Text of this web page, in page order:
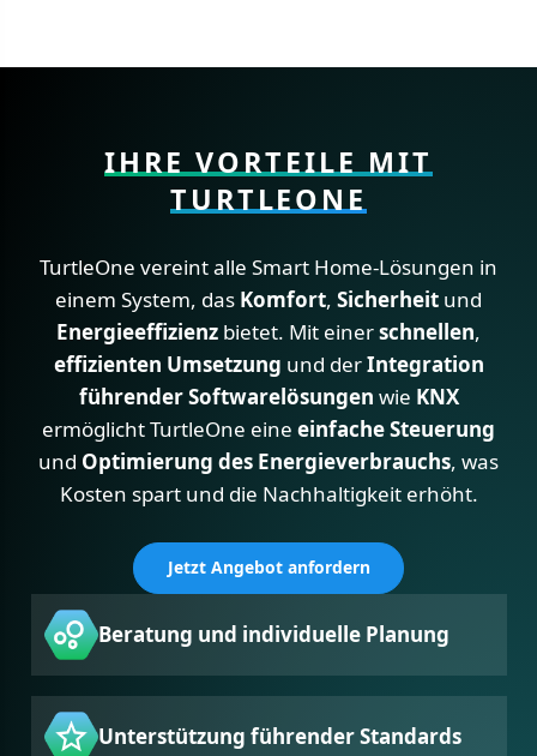
IHRE VORTEILE MIT
TURTLEONE
TurtleOne vereint alle Smart Home-Lösungen in
einem System, das Komfort, Sicherheit und
Energieeffizienz bietet. Mit einerschnellen,
effizienten Umsetzung und derIntegration
führender Softwarelösungen wie KNX
ermöglicht TurtleOne eine einfache Steuerung
und Optimierung des Energieverbrauchs, was
Kosten spart und die Nachhaltigkeit erhöht.
Jetzt Angebot anfordern
Beratung und individuelle Planung
Unterstützung führender Standards